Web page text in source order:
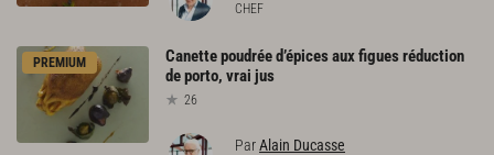
CHEF
PREMIUM Canettepoudréed’épicesauxfiguesréduction
deporto, vrai jus
26
ParAlain Ducasse